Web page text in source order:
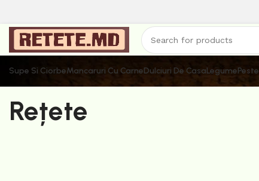
Supe Si CiorbeMancaruri Cu CarneDulciuri De CasaLegumePeste
Rețete